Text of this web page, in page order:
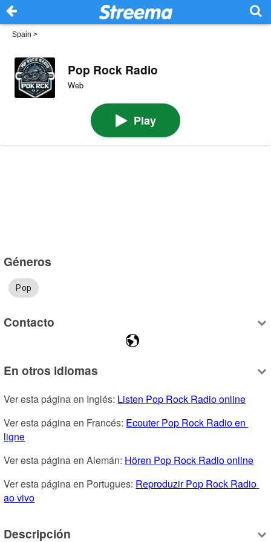
Spain >
Pop Rock Radio
Web
Play
Géneros
Pop
Contacto
En otros idiomas
Ver esta página en Inglés: Listen Pop Rock Radio online
Ver esta página en Francés: Ecouter Pop Rock Radio en
ligne
Ver esta página en Alemán: Hören Pop Rock Radio online
Ver esta página en Portugues: Reproduzir Pop Rock Radio
ao vivo
Descripción